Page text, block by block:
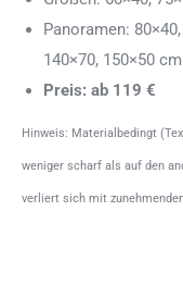
Panoramen:
140×70, 150×50 cm
Preis: ab 119 €
Hinweis: Materialbedingt
weniger scharf als auf den
verliert sich mit